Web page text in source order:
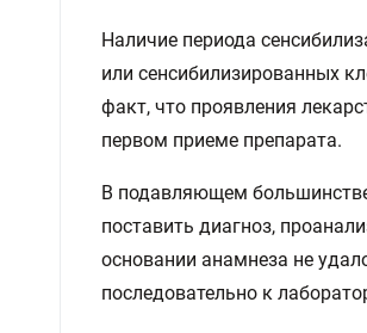
Наличие периода
или сенсибилизированных
факт, что проявления
первом приеме препарата.
В подавляющем большинстве
поставить диагноз,
основании анамнеза не
последовательно к